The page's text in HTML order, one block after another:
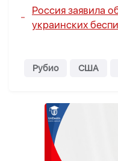
Россия заявила
украинских
Рубио США